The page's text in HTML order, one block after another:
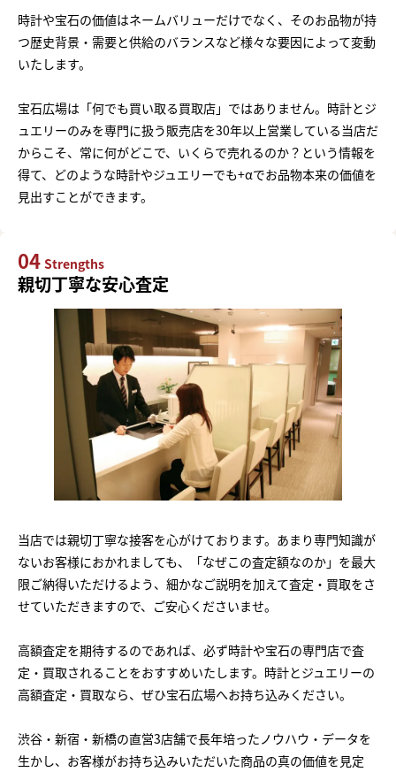
時計や宝石の価値はネームバリューだけでなく、そのお品物が持
つ歴史背景・需要と供給のバランスなど様々な要因によって変動
いたします。
宝石広場は「何でも買い取る買取店」ではありません。時計とジ
ュエリーのみを専門に扱う販売店を30年以上営業している当店だ
からこそ、常に何がどこで、いくらで売れるのか？という情報を
得て、どのような時計やジュエリーでも+αでお品物本来の価値を
見出すことができます。
04 Strengths
親切丁寧な安心査定
当店では親切丁寧な接客を心がけております。あまり専門知識が
ないお客様におかれましても、「なぜこの査定額なのか」を最大
限ご納得いただけるよう、細かなご説明を加えて査定・買取をさ
せていただきますので、ご安心くださいませ。
高額査定を期待するのであれば、必ず時計や宝石の専門店で査
定・買取されることをおすすめいたします。時計とジュエリーの
高額査定・買取なら、ぜひ宝石広場へお持ち込みください。
渋谷・新宿・新橋の直営3店舗で長年培ったノウハウ・データを
生かし、お客様がお持ち込みいただいた商品の真の価値を見定